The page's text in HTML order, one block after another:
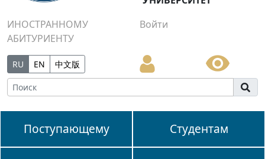
ИНОСТРАННОМУ
АБИТУРИЕНТУ
Войти
RU EN 中文版
Поступающему Студентам